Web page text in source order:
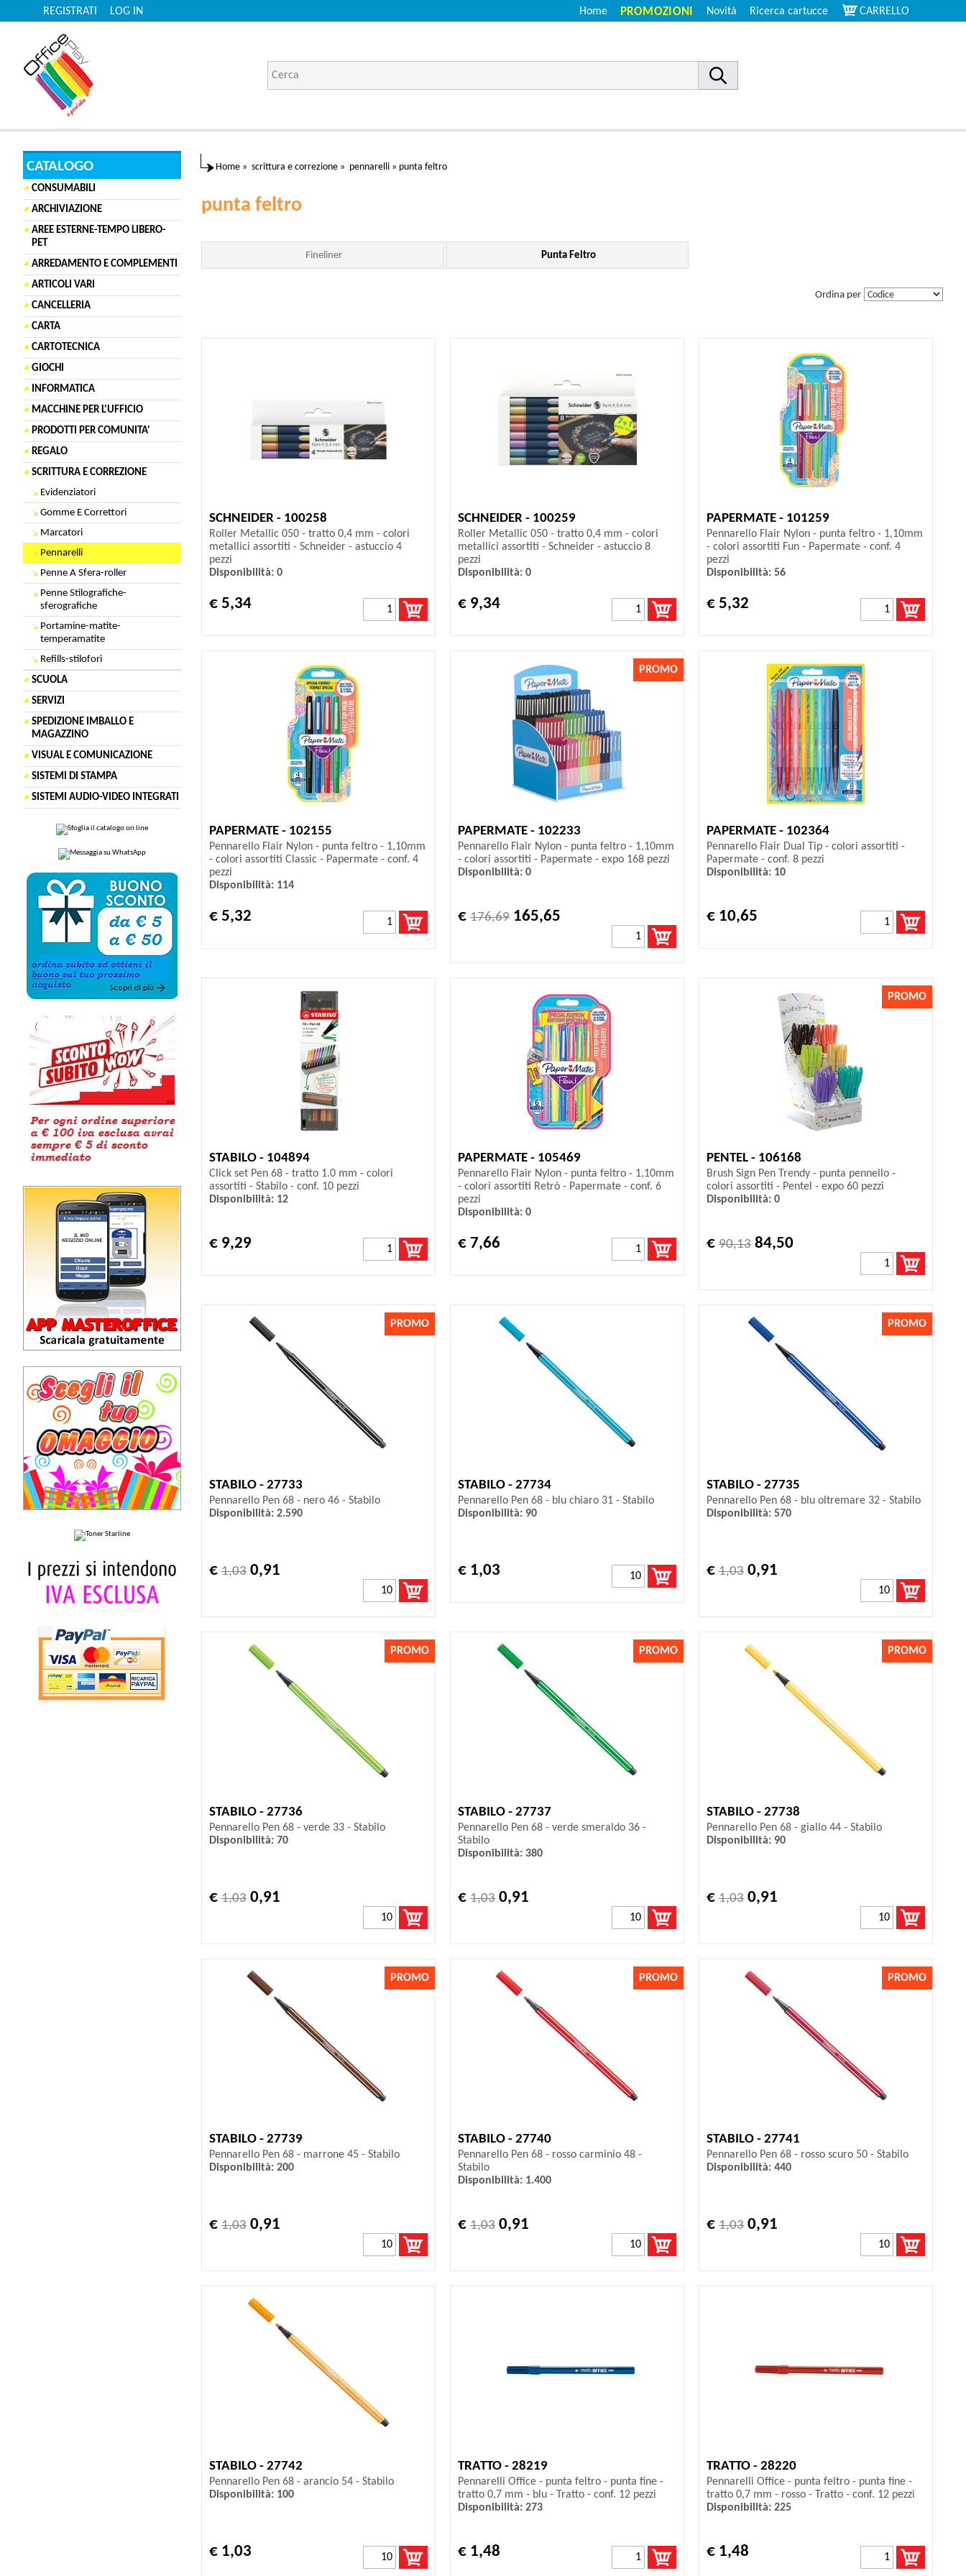
LOG IN
REGISTRATI CARRELLO
Ricerca cartucce
Novità
PROMOZIONI
Home
CATALOGO
CONSUMABILI
ARCHIVIAZIONE
AREE ESTERNE-TEMPO LIBERO-
PET
ARREDAMENTO E COMPLEMENTI
ARTICOLI VARI
CANCELLERIA
CARTA
CARTOTECNICA
GIOCHI
INFORMATICA
MACCHINE PER L'UFFICIO
PRODOTTI PER COMUNITA'
REGALO
SCRITTURA E CORREZIONE
Evidenziatori
Gomme E Correttori
Marcatori
Pennarelli
Penne A Sfera-roller
Penne Stilografiche-
sferografiche
Portamine-matite-
temperamatite
Refills-stilofori
SCUOLA
SERVIZI
SPEDIZIONE IMBALLO E
MAGAZZINO
VISUAL E COMUNICAZIONE
SISTEMI DI STAMPA
SISTEMI AUDIO-VIDEO INTEGRATI
Home » scrittura e correzione » pennarelli » punta feltro
punta feltro
Fineliner Punta Feltro
Ordina per
SCHNEIDER - 100258
Roller Metallic 050 - tratto 0,4 mm - colori
metallici assortiti - Schneider - astuccio 4
pezzi
Disponibilità: 0
€ 5,34
SCHNEIDER - 100259
Roller Metallic 050 - tratto 0,4 mm - colori
metallici assortiti - Schneider - astuccio 8
pezzi
Disponibilità: 0
€ 9,34
PAPERMATE - 101259
Pennarello Flair Nylon - punta feltro - 1,10mm
- colori assortiti Fun - Papermate - conf. 4
pezzi
Disponibilità: 56
€ 5,32
PAPERMATE - 102155
Pennarello Flair Nylon - punta feltro - 1,10mm
- colori assortiti Classic - Papermate - conf. 4
pezzi
Disponibilità: 114
€ 5,32
PAPERMATE - 102233
Pennarello Flair Nylon - punta feltro - 1,10mm
- colori assortiti - Papermate - expo 168 pezzi
Disponibilità: 0
€ 176,69165,65
PROMO
PAPERMATE - 102364
Pennarello Flair Dual Tip - colori assortiti -
Papermate - conf. 8 pezzi
Disponibilità: 10
€ 10,65
STABILO - 104894
Click set Pen 68 - tratto 1.0 mm - colori
assortiti - Stabilo - conf. 10 pezzi
Disponibilità: 12
€ 9,29
PAPERMATE - 105469
Pennarello Flair Nylon - punta feltro - 1,10mm
- colori assortiti Retrò - Papermate - conf. 6
pezzi
Disponibilità: 0
€ 7,66
PENTEL - 106168
Brush Sign Pen Trendy - punta pennello -
colori assortiti - Pentel - expo 60 pezzi
Disponibilità: 0
€ 90,1384,50
PROMO
STABILO - 27733
Pennarello Pen 68 - nero 46 - Stabilo
Disponibilità: 2.590
€ 1,03 0,91
PROMO
STABILO - 27734
Pennarello Pen 68 - blu chiaro 31 - Stabilo
Disponibilità: 90
€ 1,03
STABILO - 27735
Pennarello Pen 68 - blu oltremare 32 - Stabilo
Disponibilità: 570
€ 1,030,91
PROMO
STABILO - 27736
Pennarello Pen 68 - verde 33 - Stabilo
Disponibilità: 70
€ 1,03 0,91
PROMO
STABILO - 27737
Pennarello Pen 68 - verde smeraldo 36 -
Stabilo
Disponibilità: 380
€ 1,030,91
PROMO
STABILO - 27738
Pennarello Pen 68 - giallo 44 - Stabilo
Disponibilità: 90
€ 1,030,91
PROMO
STABILO - 27739
Pennarello Pen 68 - marrone 45 - Stabilo
Disponibilità: 200
€ 1,03 0,91
PROMO
STABILO - 27740
Pennarello Pen 68 - rosso carminio 48 -
Stabilo
Disponibilità: 1.400
€ 1,030,91
PROMO
STABILO - 27741
Pennarello Pen 68 - rosso scuro 50 - Stabilo
Disponibilità: 440
€ 1,030,91
PROMO
STABILO - 27742
Pennarello Pen 68 - arancio 54 - Stabilo
Disponibilità: 100
€ 1,03
TRATTO - 28219
Pennarelli Office - punta feltro - punta fine -
tratto 0,7 mm - blu - Tratto - conf. 12 pezzi
Disponibilità: 273
€ 1,48
TRATTO - 28220
Pennarelli Office - punta feltro - punta fine -
tratto 0,7 mm - rosso - Tratto - conf. 12 pezzi
Disponibilità: 225
€ 1,48